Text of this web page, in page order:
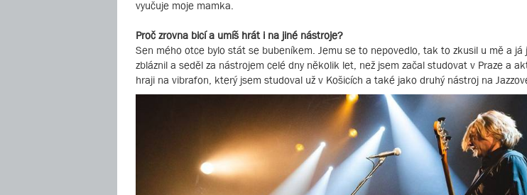
vyučuje moje mamka.
Proč zrovna bicí a umíš hrát i na jiné nástroje?
Sen mého otce bylo stát se bubeníkem. Jemu se to nepovedlo, tak to zkusil u mě a
zbláznil a seděl za nástrojem celé dny několik let, než jsem začal studovat v Praze a
hraji na vibrafon, který jsem studoval už v Košicích a také jako druhý nástroj na